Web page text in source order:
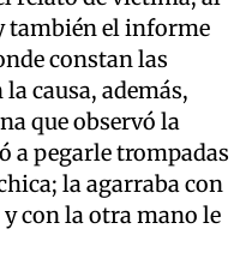
también el informe
constan las
causa, además,
que observó la
a pegarle trompadas
la agarraba con
con la otra mano le